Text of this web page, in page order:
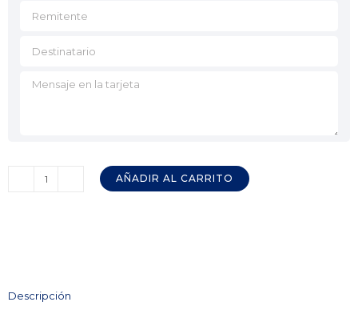
Rueda
AÑADIR AL CARRITO
Descripción